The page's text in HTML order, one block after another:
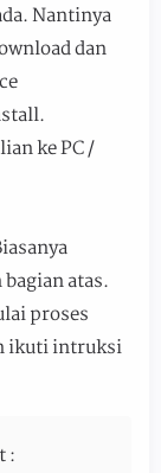
Nantinya
dan
ke PC /
atas.
proses
ikuti intruksi
: